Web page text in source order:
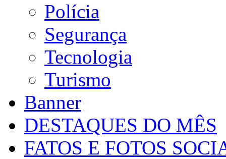
Polícia
Segurança
Tecnologia
Turismo
Banner
DESTAQUES DO MÊS
FATOS E FOTOS